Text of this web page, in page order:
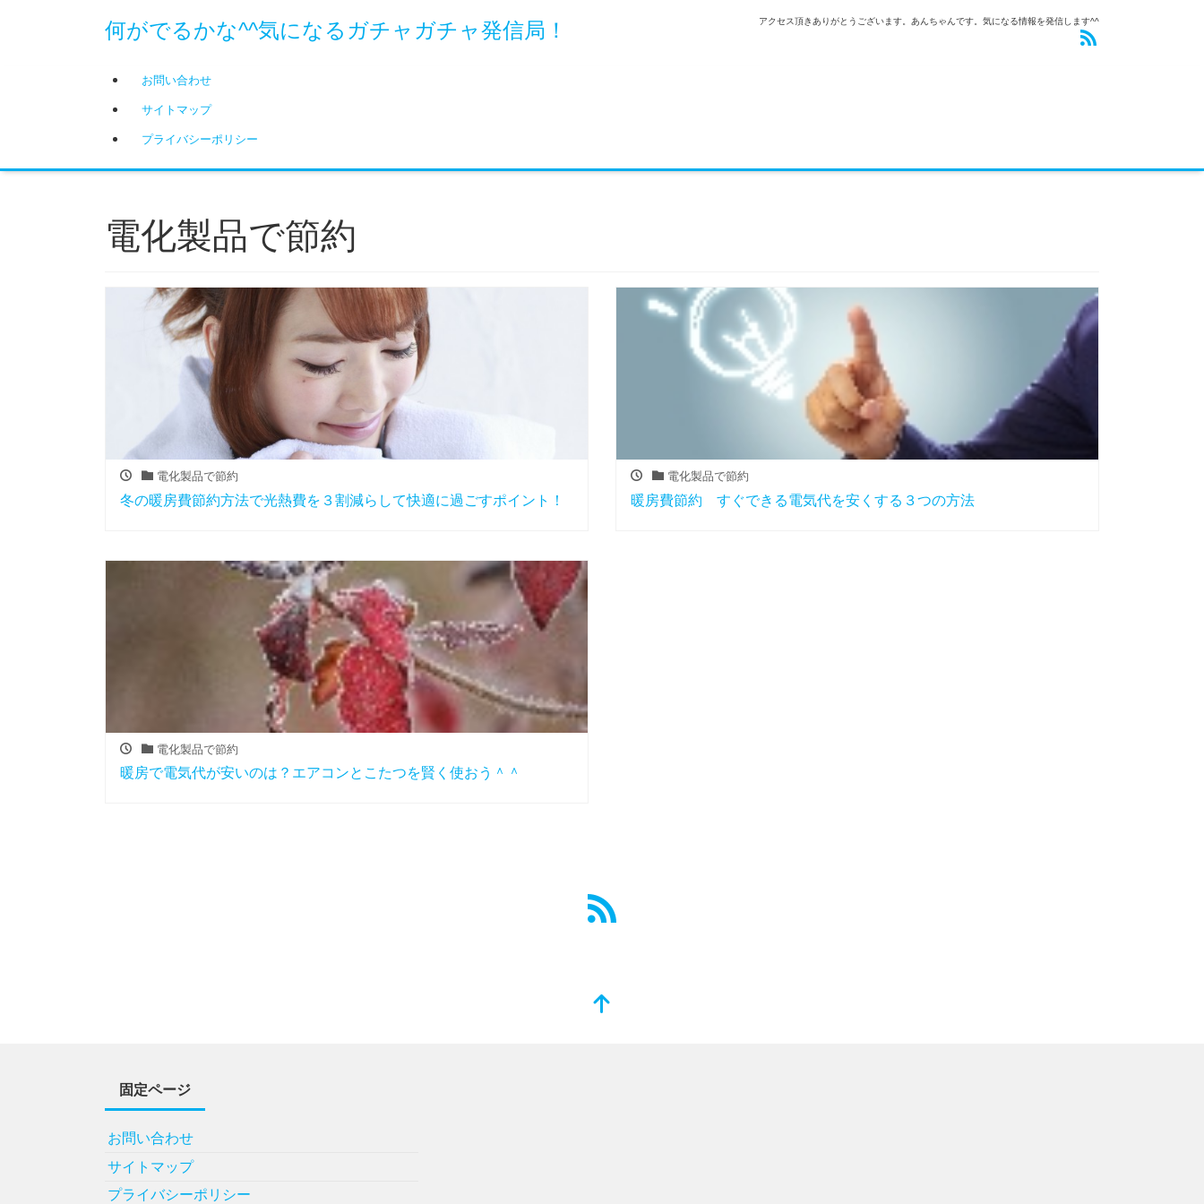
何がでるかな^^気になるガチャガチャ発信局！ アクセス頂きありがとうございます。あんちゃんです。気になる情報を発信します^^
お問い合わせ
サイトマップ
プライバシーポリシー
電化製品で節約
電化製品で節約
冬の暖房費節約方法で光熱費を３割減らして快適に過ごすポイント！
電化製品で節約
暖房費節約 すぐできる電気代を安くする３つの方法
電化製品で節約
暖房で電気代が安いのは？エアコンとこたつを賢く使おう＾＾
固定ページ
お問い合わせ
サイトマップ
プライバシーポリシー